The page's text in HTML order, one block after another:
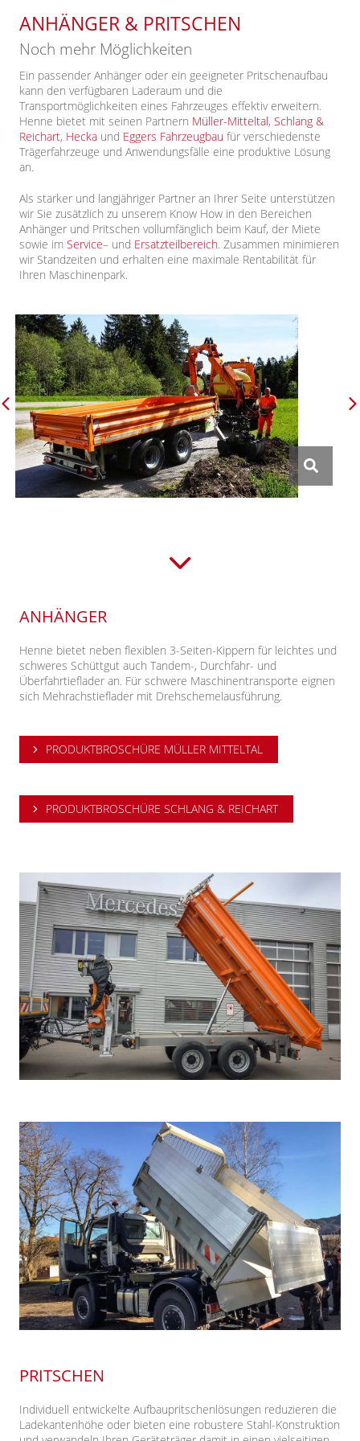
ANHÄNGER & PRITSCHEN
Noch mehr Möglichkeiten
Ein passender Anhänger oder ein geeigneter Pritschenaufbau
kann den verfügbaren Laderaum und die
Transportmöglichkeiten eines Fahrzeuges effektiv erweitern.
Henne bietet mit seinen Partnern Müller-Mitteltal, Schlang &
Reichart, Hecka und Eggers Fahrzeugbau für verschiedenste
Trägerfahrzeuge und Anwendungsfälle eine produktive Lösung
an.
Als starker und langjähriger Partner an Ihrer Seite unterstützen
wir Sie zusätzlich zu unserem Know How in den Bereichen
Anhänger und Pritschen vollumfänglich beim Kauf, der Miete
sowie im Service– und Ersatzteilbereich. Zusammen minimieren
wir Standzeiten und erhalten eine maximale Rentabilität für
Ihren Maschinenpark.
ANHÄNGER
Henne bietet neben flexiblen 3-Seiten-Kippern für leichtes und
schweres Schüttgut auch Tandem-, Durchfahr- und
Überfahrtieflader an. Für schwere Maschinentransporte eignen
sich Mehrachstieflader mit Drehschemelausführung.
PRODUKTBROSCHÜRE MÜLLER MITTELTAL
PRODUKTBROSCHÜRE SCHLANG & REICHART
PRITSCHEN
Individuell entwickelte Aufbaupritschenlösungen reduzieren die
Ladekantenhöhe oder bieten eine robustere Stahl-Konstruktion